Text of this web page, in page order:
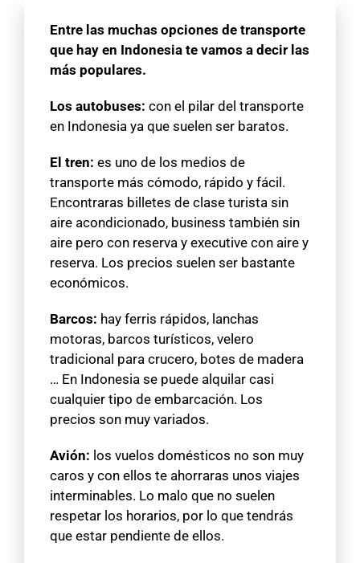
Entre las muchas opciones de transporte
que hay en Indonesia te vamos a decir las
más populares.
Los autobuses: con el pilar del transporte
en Indonesia ya que suelen ser baratos.
El tren: es uno de los medios de
transporte más cómodo, rápido y fácil.
Encontraras billetes de clase turista sin
aire acondicionado, business también sin
aire pero con reserva y executive con aire y
reserva. Los precios suelen ser bastante
económicos.
Barcos: hay ferris rápidos, lanchas
motoras, barcos turísticos, velero
tradicional para crucero, botes de madera
… En Indonesia se puede alquilar casi
cualquier tipo de embarcación. Los
precios son muy variados.
Avión: los vuelos domésticos no son muy
caros y con ellos te ahorraras unos viajes
interminables. Lo malo que no suelen
respetar los horarios, por lo que tendrás
que estar pendiente de ellos.